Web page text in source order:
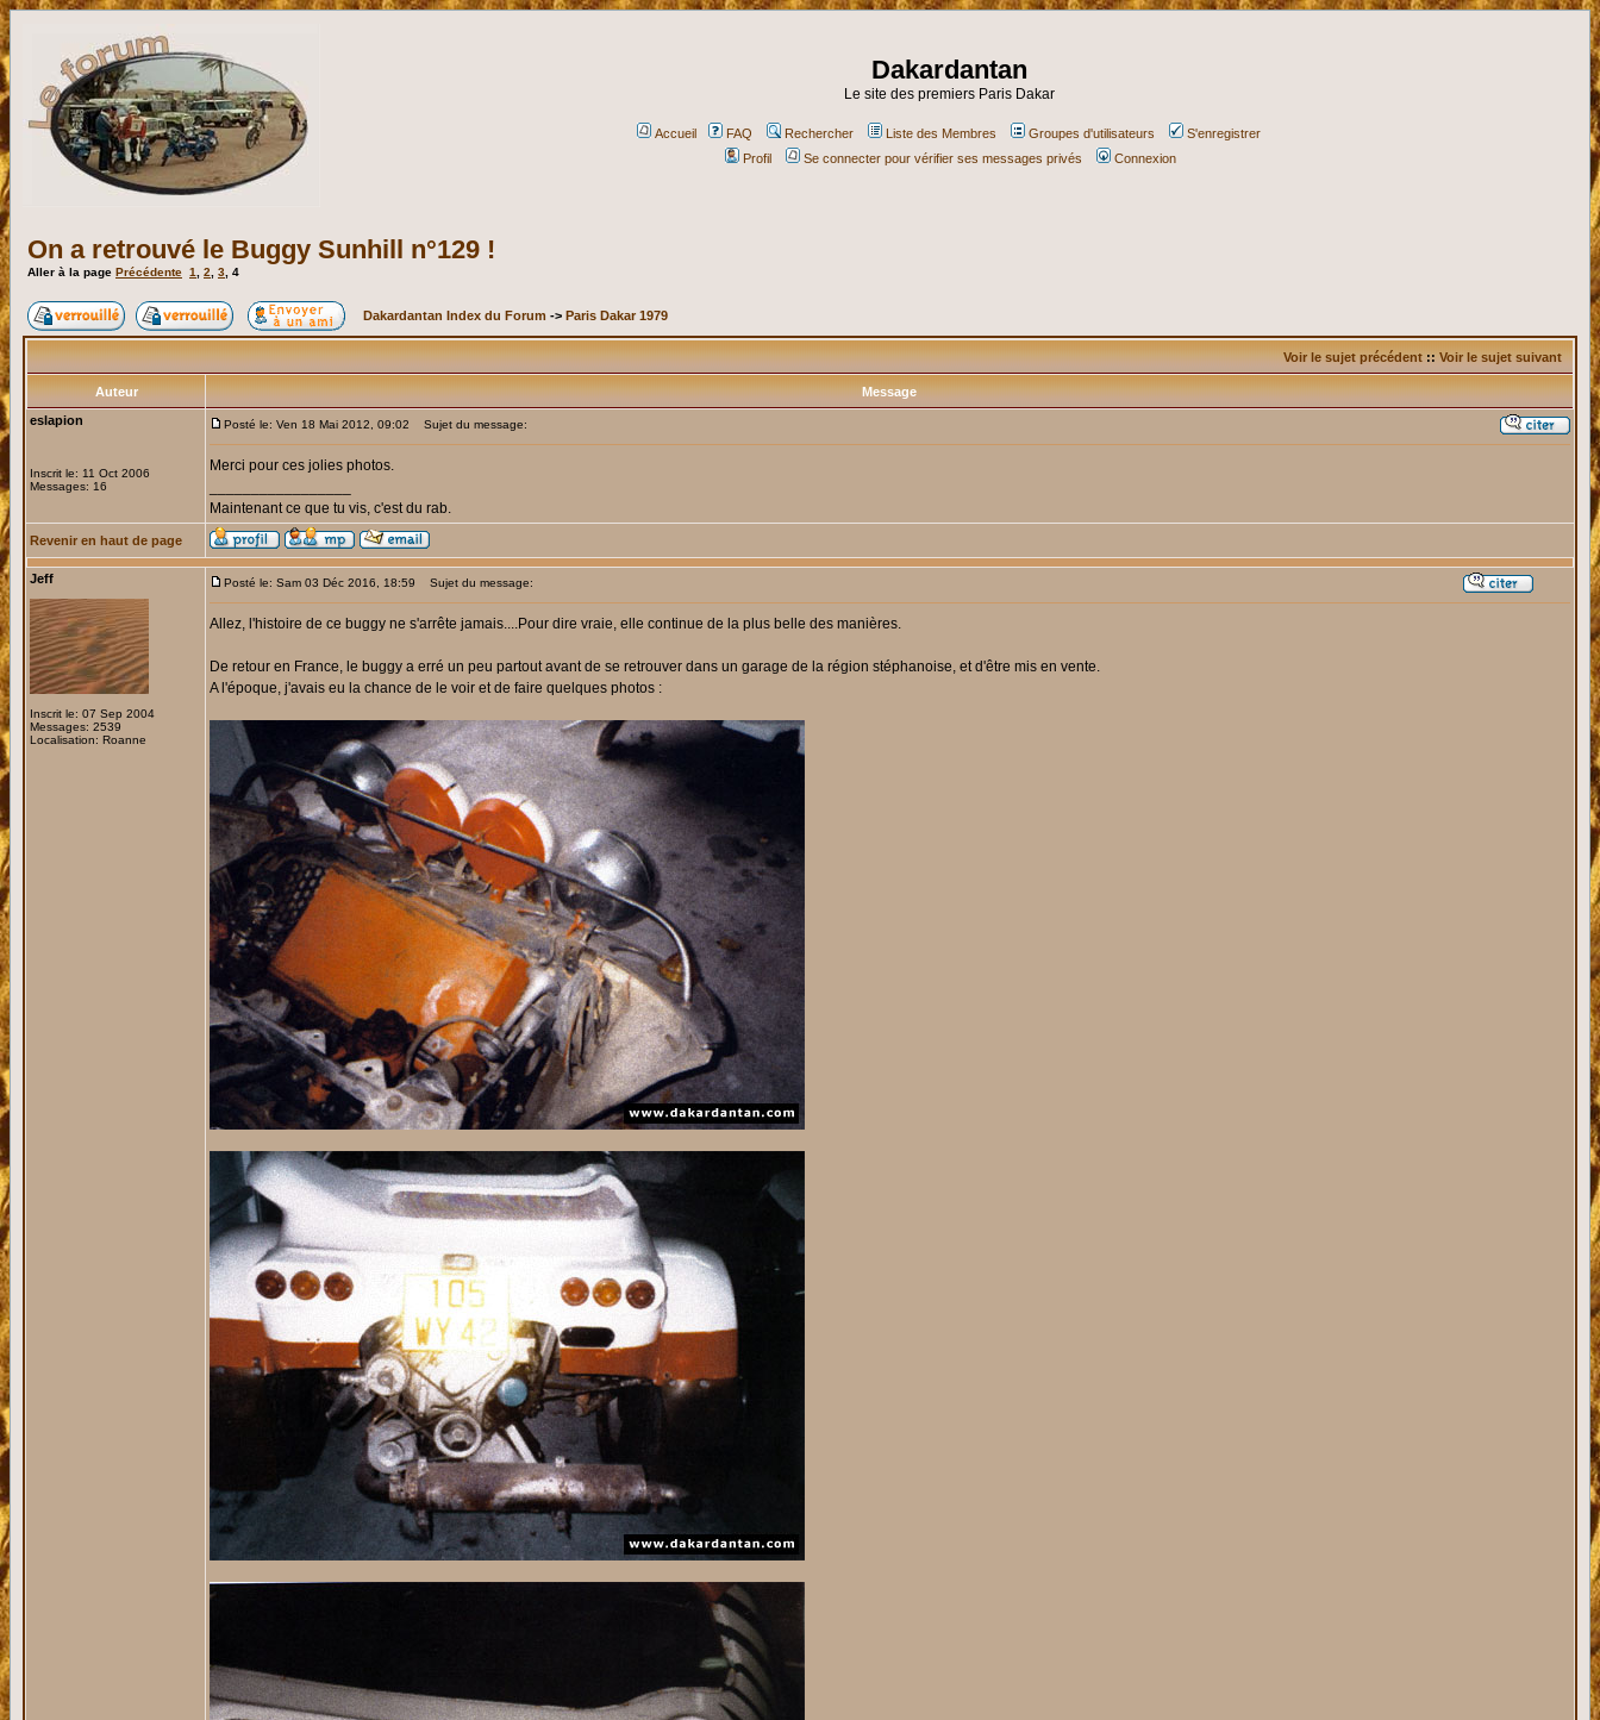
Dakardantan
Le site des premiers Paris Dakar
Accueil FAQ Rechercher Liste des Membres Groupes d'utilisateurs
S'enregistrer
Profil
Se connecter pour vérifier ses messages privés Connexion
On a retrouvé le Buggy Sunhill n°129 !
Aller à la page Précédente 1 2 3 4
Dakardantan Index du Forum -> Paris Dakar 1979
Voir le sujet précédent :: Voir le sujet suivant
Auteur
Message
eslapion
Inscrit le: 11 Oct 2006
Messages: 16
Posté le: Ven 18 Mai 2012, 09:02 Sujet du message:
Merci pour ces jolies photos.
Maintenant ce que tu vis, c'est du rab.
Revenir en haut de page
Jeff
Inscrit le: 07 Sep 2004
Messages: 2539
Localisation: Roanne
Posté le: Sam 03 Déc 2016, 18:59 Sujet du message:
Allez, l'histoire de ce buggy ne s'arrête jamais....Pour dire vraie, elle continue de la plus belle des manières.
De retour en France, le buggy a erré un peu partout avant de se retrouver dans un garage de la région stéphanoise, et d'être mis en vente.
A l'époque, j'avais eu la chance de le voir et de faire quelques photos :